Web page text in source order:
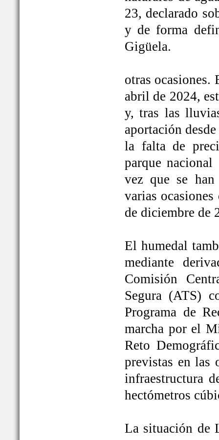
23, declarado
y de forma
Gigüela.
otras ocasiones.
abril de 2024,
y, tras las
aportación
la falta de
parque
vez que se
varias
de diciembre de
El humedal
mediante
Comisión
Segura (ATS)
Programa de
marcha por el
Reto
previstas en las
infraestructura
hectómetros
La situación de